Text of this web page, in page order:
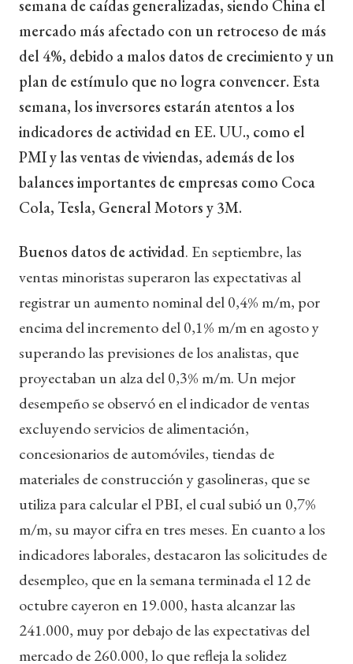
semana de caídas generalizadas, siendo China el
mercado más afectado con un retroceso de más
del 4%, debido a malos datos de crecimiento y un
plan de estímulo que no logra convencer. Esta
semana, los inversores estarán atentos a los
indicadores de actividad en EE. UU., como el
PMI y las ventas de viviendas, además de los
balances importantes de empresas como Coca
Cola, Tesla, General Motors y 3M.
Buenos datos de actividad. En septiembre, las
ventas minoristas superaron las expectativas al
registrar un aumento nominal del 0,4% m/m, por
encima del incremento del 0,1% m/m en agosto y
superando las previsiones de los analistas, que
proyectaban un alza del 0,3% m/m. Un mejor
desempeño se observó en el indicador de ventas
excluyendo servicios de alimentación,
concesionarios de automóviles, tiendas de
materiales de construcción y gasolineras, que se
utiliza para calcular el PBI, el cual subió un 0,7%
m/m, su mayor cifra en tres meses. En cuanto a los
indicadores laborales, destacaron las solicitudes de
desempleo, que en la semana terminada el 12 de
octubre cayeron en 19.000, hasta alcanzar las
241.000, muy por debajo de las expectativas del
mercado de 260.000, lo que refleja la solidez